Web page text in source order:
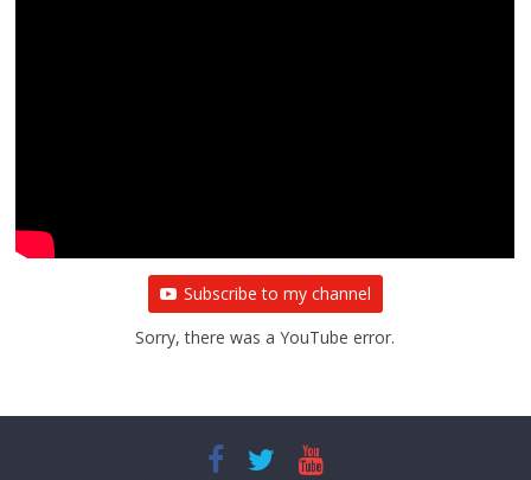
Subscribe to my channel
Sorry, there was a YouTube error.